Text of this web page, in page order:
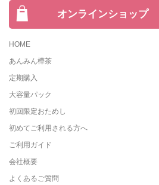
オンラインショップ
HOME
あんみん樺茶
定期購入
大容量パック
初回限定おためし
初めてご利用される方へ
ご利用ガイド
会社概要
よくあるご質問